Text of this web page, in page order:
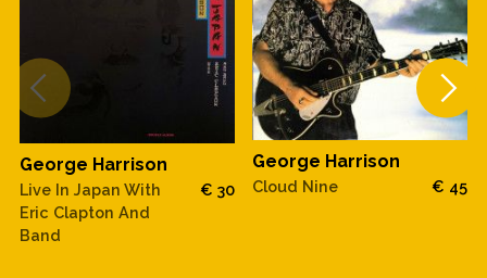
George Harrison
Live In Japan With
Eric Clapton And
Band
€ 30
George Harrison
Cloud Nine € 45